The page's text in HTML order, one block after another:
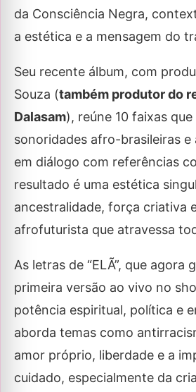
da Consciência Negra,
a estética e a mensagem do
Seu recente álbum, com
Souza (também produtor do
Dalasam), reúne 10 faixas
sonoridades afro-brasileiras
em diálogo com referências
resultado é uma estética
ancestralidade, força criativa
afrofuturista que atravessa
As letras de “ELÃ”, que agora
primeira versão ao vivo no
potência espiritual, política e
aborda temas como
amor próprio, liberdade e a
cuidado, especialmente da